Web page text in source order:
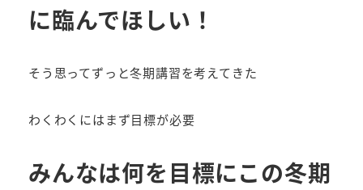
に臨んでほしい！
そう思ってずっと冬期講習を考えてきた
わくわくにはまず目標が必要
みんなは何を目標にこの冬期